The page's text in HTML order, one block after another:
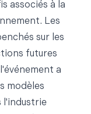
associés à la
Les
sur les
futures
a
modèles
l'industrie